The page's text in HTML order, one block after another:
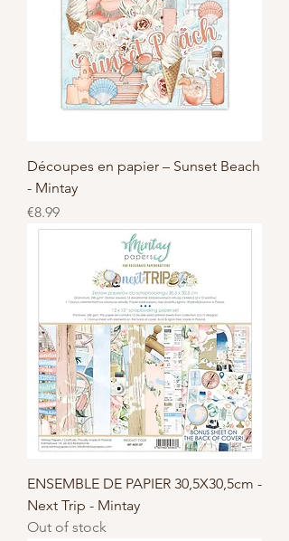
Découpes en papier – Sunset Beach
- Mintay
Price
€8.99
ENSEMBLE DE PAPIER 30,5X30,5cm -
Next Trip - Mintay
Out of stock